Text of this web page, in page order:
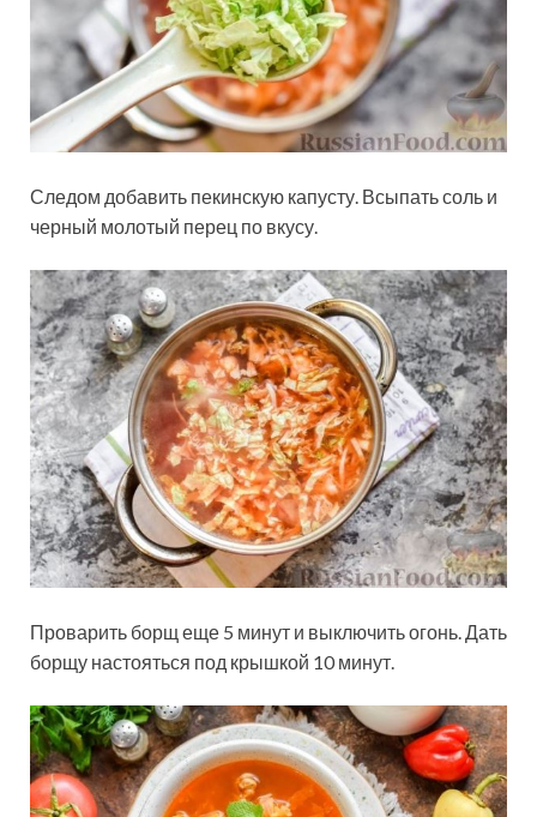
Следом добавить пекинскую капусту. Всыпать соль и
черный молотый перец по вкусу.
Проварить борщ еще 5 минут и выключить огонь. Дать
борщу настояться под крышкой 10 минут.